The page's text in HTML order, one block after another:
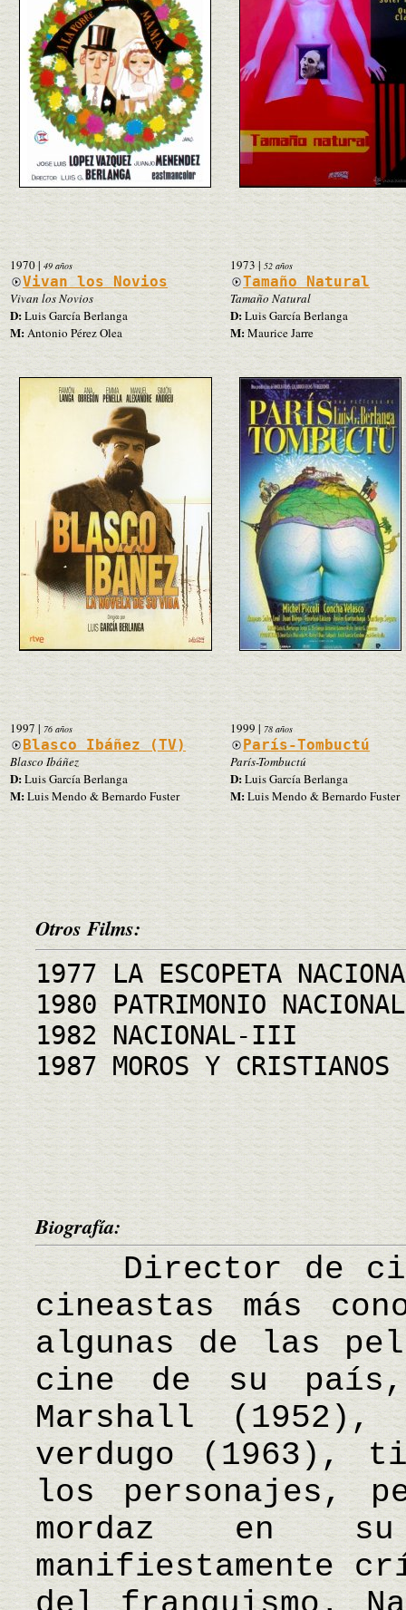
1970| 49 años
Vivan los Novios
Vivan los Novios
D:Luis García Berlanga
M:Antonio Pérez Olea
1973| 52 años
Tamaño Natural
Tamaño Natural
D: Luis García Berlanga
M:Maurice Jarre
1997 | 76 años
Blasco Ibáñez (TV)
Blasco Ibáñez
D:Luis García Berlanga
M:Luis Mendo & Bernardo Fuster
1999| 78 años
París-Tombuctú
París-Tombuctú
D:Luis García Berlanga
M:Luis Mendo & Bernardo Fuster
Otros Films:
1977 LA ESCOPETA
1980 PATRIMONIO NACIONAL
1982 NACIONAL-III
1987 MOROS Y CRISTIANOS
Biografía:
Director de
cineastas más
algunas de las
cine de su país,
Marshall (1952),
verdugo (1963),
los personajes,
mordaz en
manifiestamente